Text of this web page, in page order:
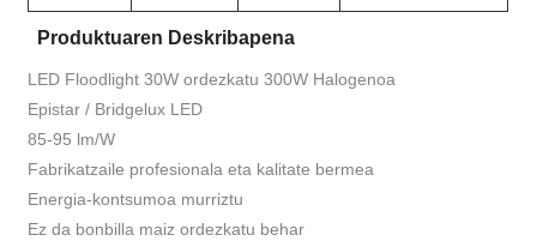
Produktuaren Deskribapena
LED Floodlight 30W ordezkatu 300W Halogenoa
Epistar / Bridgelux LED
85-95 lm/W
Fabrikatzaile profesionala eta kalitate bermea
Energia-kontsumoa murriztu
Ez da bonbilla maiz ordezkatu behar